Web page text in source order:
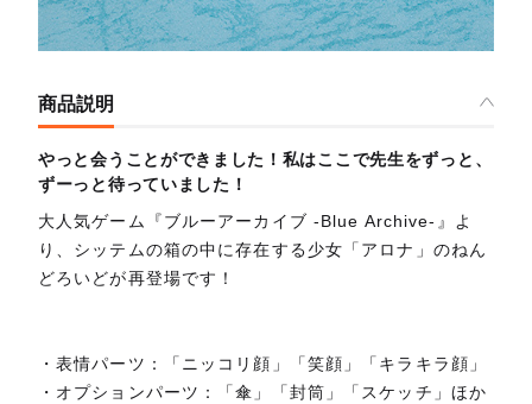
商品説明
やっと会うことができました！私はここで先生をずっと、
ずーっと待っていました！
大人気ゲーム『ブルーアーカイブ -Blue Archive-』よ
り、シッテムの箱の中に存在する少女「アロナ」のねん
どろいどが再登場です！
・表情パーツ：「ニッコリ顔」「笑顔」「キラキラ顔」
・オプションパーツ：「傘」「封筒」「スケッチ」ほか